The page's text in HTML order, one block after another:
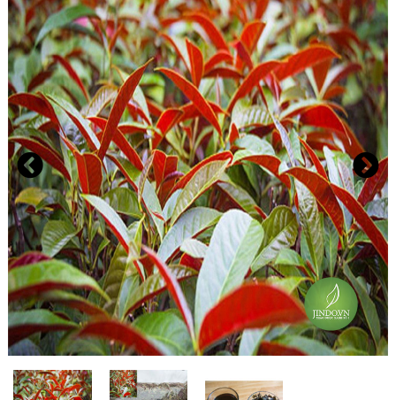
JD150 donlado